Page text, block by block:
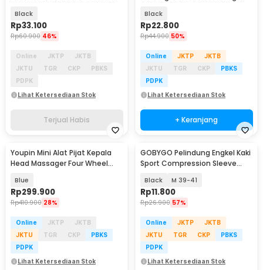
Black
Rp33.100
Rp60.900 46%
Online JKTP
JKTB
JKTU
TGR CKP
PBKS
PDPK
Lihat Ketersediaan Stok
Terjual Habis
Black
Rp22.800
Rp44.900 50%
Online JKTP
JKTB
JKTU
TGR CKP
PBKS
PDPK
Lihat Ketersediaan Stok
+ Keranjang
Youpin Mini Alat Pijat Kepala
Head Massager Four Wheel
Blue
Rp299.900
Rp410.900 28%
Online JKTP
JKTB
JKTU
TGR CKP
PBKS
PDPK
Lihat Ketersediaan Stok
GOBYGO Pelindung Engkel Kaki
Sport Compression Sleeve
Black M 39-41
Rp11.800
Rp26.900 57%
Online JKTP
JKTB
JKTU
TGR CKP
PBKS
PDPK
Lihat Ketersediaan Stok